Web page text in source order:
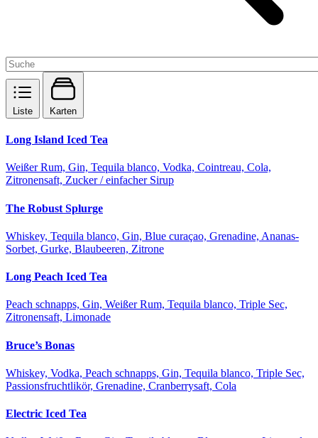
Liste Karten
Long Island Iced Tea
Weißer Rum, Gin, Tequila blanco, Vodka, Cointreau, Cola,
Zitronensaft, Zucker / einfacher Sirup
The Robust Splurge
Whiskey, Tequila blanco, Gin, Blue curaçao, Grenadine, Ananas-
Sorbet, Gurke, Blaubeeren, Zitrone
Long Peach Iced Tea
Peach schnapps, Gin, Weißer Rum, Tequila blanco, Triple Sec,
Zitronensaft, Limonade
Bruce’s Bonas
Whiskey, Vodka, Peach schnapps, Gin, Tequila blanco, Triple Sec,
Passionsfruchtlikör, Grenadine, Cranberrysaft, Cola
Electric Iced Tea